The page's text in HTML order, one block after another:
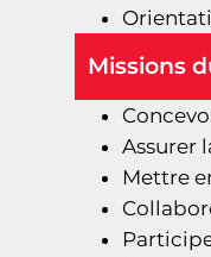
Missions
Assurer
Mettre